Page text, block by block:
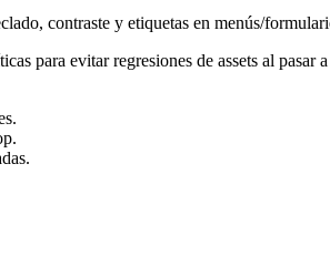
contraste y etiquetas en menús/
para evitar regresiones de assets al pasar